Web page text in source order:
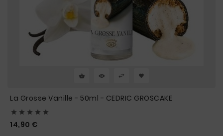
La Grosse Vanille - 50ml - CEDRIC GROSCAKE
    
14,90 €